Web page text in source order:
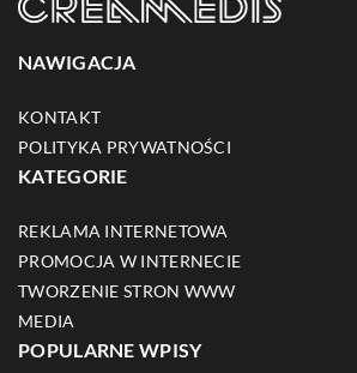
NAWIGACJA
KONTAKT
POLITYKA PRYWATNOŚCI
KATEGORIE
REKLAMA INTERNETOWA
PROMOCJA W INTERNECIE
TWORZENIE STRON WWW
MEDIA
POPULARNE WPISY